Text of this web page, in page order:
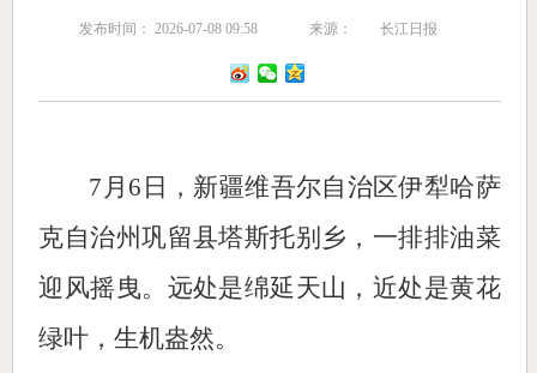
发布时间： 2026-07-08 09:58 来源： 长江日报
7月6日，新疆维吾尔自治区伊犁哈萨
克自治州巩留县塔斯托别乡，一排排油菜
迎风摇曳。远处是绵延天山，近处是黄花
绿叶，生机盎然。